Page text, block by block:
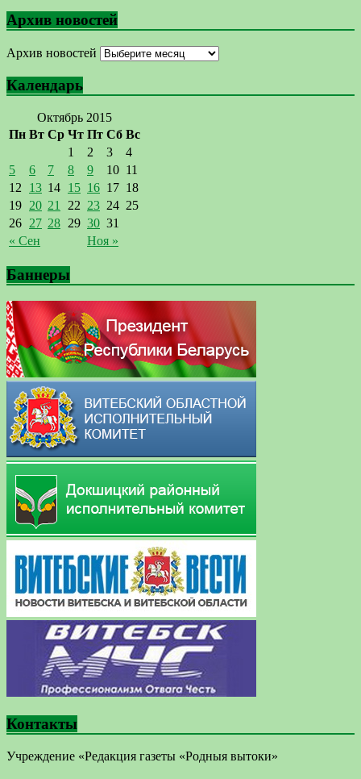
Архив новостей
Архив новостей
Календарь
Октябрь 2015
Пн Вт Ср Чт Пт Сб Вс
« Сен Ноя »
1 2 3
4
5
6 7 8 9 10 11
12 13 14 15 16 17 18
19 20 21 22 23 24 25
26 27 28 29 30 31
Баннеры
Контакты
Учреждение «Редакция газеты «Родныя вытоки»